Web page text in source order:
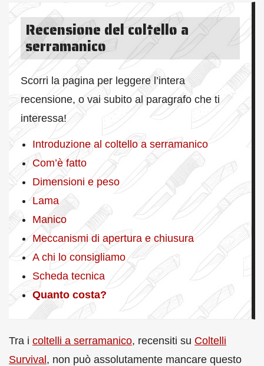
Recensione del coltello a
serramanico
Scorri la pagina per leggere l’intera
recensione, o vai subito al paragrafo che ti
interessa!
Introduzione al coltello a serramanico
Com’è fatto
Dimensioni e peso
Lama
Manico
Meccanismi di apertura e chiusura
A chi lo consigliamo
Scheda tecnica
Quanto costa?
Tra i coltelli a serramanico, recensiti su Coltelli
Survival, non può assolutamente mancare questo